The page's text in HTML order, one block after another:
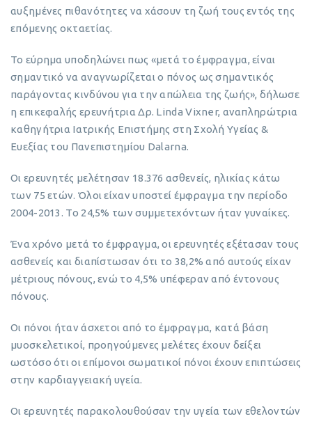
αυξημένες πιθανότητες να χάσουν τη ζωή τους εντός της
επόμενης οκταετίας.
Το εύρημα υποδηλώνει πως «μετά το έμφραγμα, είναι
σημαντικό να αναγνωρίζεται ο πόνος ως σημαντικός
παράγοντας κινδύνου για την απώλεια της ζωής», δήλωσε
η επικεφαλής ερευνήτρια Δρ. Linda Vixner, αναπληρώτρια
καθηγήτρια Ιατρικής Επιστήμης στη Σχολή Υγείας &
Ευεξίας του Πανεπιστημίου Dalarna.
Οι ερευνητές μελέτησαν 18.376 ασθενείς, ηλικίας κάτω
των 75 ετών. Όλοι είχαν υποστεί έμφραγμα την περίοδο
2004-2013. Το 24,5% των συμμετεχόντων ήταν γυναίκες.
Ένα χρόνο μετά το έμφραγμα, οι ερευνητές εξέτασαν τους
ασθενείς και διαπίστωσαν ότι το 38,2% από αυτούς είχαν
μέτριους πόνους, ενώ το 4,5% υπέφεραν από έντονους
πόνους.
Οι πόνοι ήταν άσχετοι από το έμφραγμα, κατά βάση
μυοσκελετικοί, προηγούμενες μελέτες έχουν δείξει
ωστόσο ότι οι επίμονοι σωματικοί πόνοι έχουν επιπτώσεις
στην καρδιαγγειακή υγεία.
Οι ερευνητές παρακολουθούσαν την υγεία των εθελοντών